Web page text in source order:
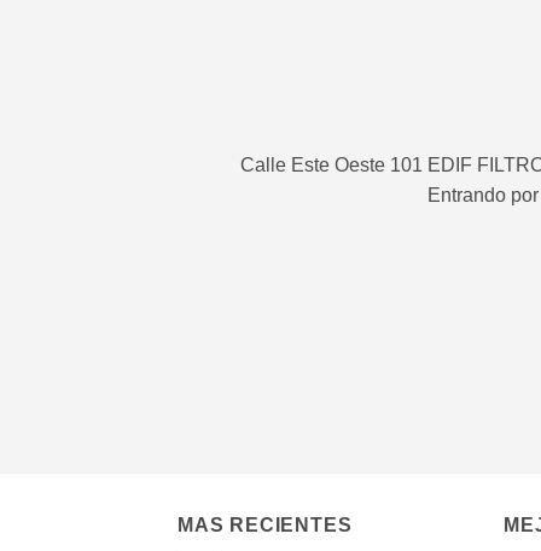
Calle Este Oeste 101 EDIF
Entrando
MAS RECIENTES